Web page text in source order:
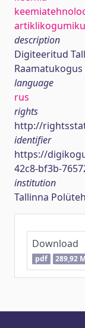
description
Digiteeritud
Raamatukogus
language
rus
rights
http://
identifier
https://
42c8-bf3b-
institution
Tallinna
Download
pdf 289,92